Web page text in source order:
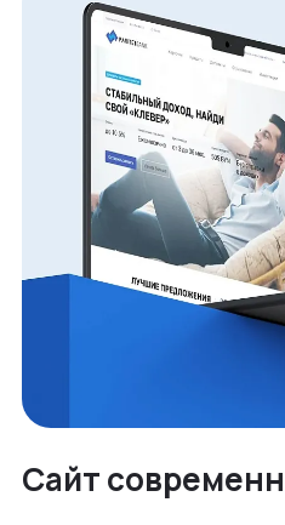
Сайт